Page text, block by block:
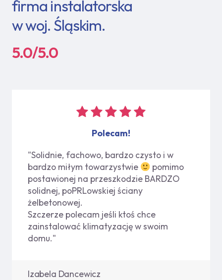
firma instalatorska
w woj. Śląskim.
5.0/5.0
Polecam!
"Solidnie, fachowo, bardzo czysto i w
bardzo miłym towarzystwie
pomimo
postawionej na przeszkodzie BARDZO
solidnej, poPRLowskiej ściany
żelbetonowej.
Szczerze polecam jeśli ktoś chce
zainstalować klimatyzację w swoim
domu."
Izabela Dancewicz